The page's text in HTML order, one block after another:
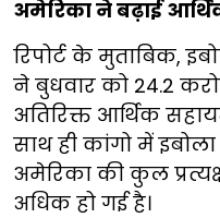
अमेरिका ने बढ़ाई
रिपोर्ट के मुताबिक,
ने बुधवार को 24.2
अतिरिक्त आर्थिक
साथ ही कांगो में
अमेरिका की कुल
अधिक हो गई है।